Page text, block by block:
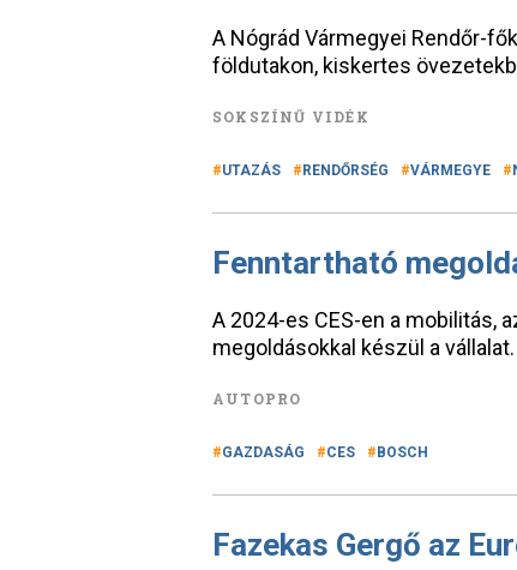
A Nógrád Vármegyei Rendőr-
földutakon, kiskertes
SOKSZÍNŰ VIDÉK
UTAZÁS RENDŐRSÉG VÁRMEGYE
Fenntartható
A 2024-es CES-en a mobilitás,
megoldásokkal készül a vállalat.
AUTOPRO
GAZDASÁG CES BOSCH
Fazekas Gergő az